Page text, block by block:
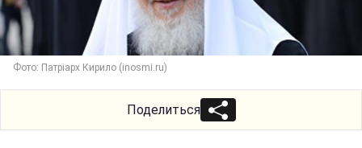
Фото: Патріарх Кирило (inosmi.ru)
Поделиться